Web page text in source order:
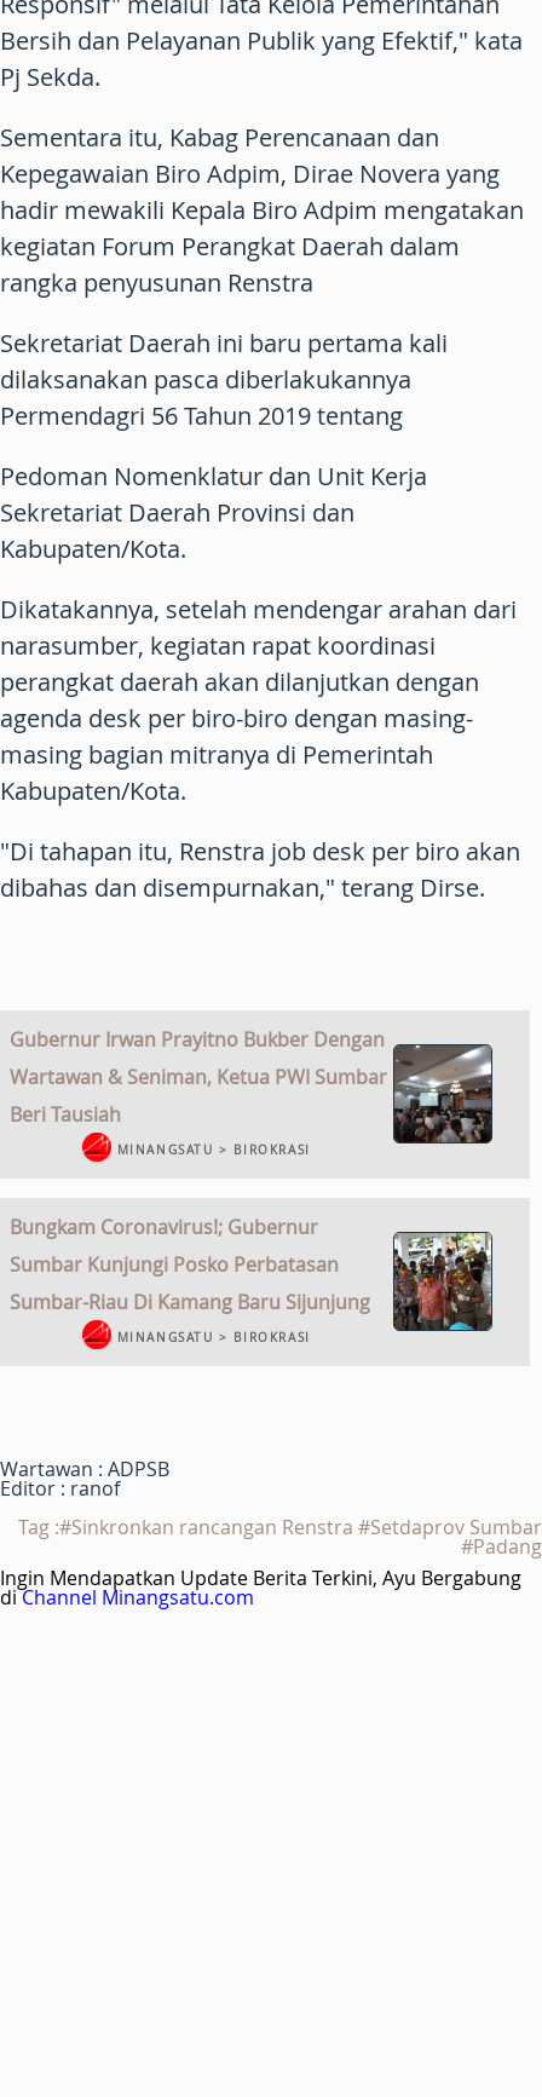
Bersih dan Pelayanan Publik yang Efektif," kata
Pj Sekda.
Sementara itu, Kabag Perencanaan dan
Kepegawaian Biro Adpim, Dirae Novera yang
hadir mewakili Kepala Biro Adpim mengatakan
kegiatan Forum Perangkat Daerah dalam
rangka penyusunan Renstra
Sekretariat Daerah ini baru pertama kali
dilaksanakan pasca diberlakukannya
Permendagri 56 Tahun 2019 tentang
Pedoman Nomenklatur dan Unit Kerja
Sekretariat Daerah Provinsi dan
Kabupaten/Kota.
Dikatakannya, setelah mendengar arahan dari
narasumber, kegiatan rapat koordinasi
perangkat daerah akan dilanjutkan dengan
agenda desk per biro-biro dengan masing-
masing bagian mitranya di Pemerintah
Kabupaten/Kota.
"Di tahapan itu, Renstra job desk per biro akan
dibahas dan disempurnakan," terang Dirse.
Gubernur Irwan Prayitno Bukber Dengan
Wartawan & Seniman, Ketua PWI Sumbar
Beri Tausiah
MINANGSATU > BIROKRASI
Bungkam Coronavirus!; Gubernur
Sumbar Kunjungi Posko Perbatasan
Sumbar-Riau Di Kamang Baru Sijunjung
MINANGSATU > BIROKRASI
Wartawan : ADPSB
Editor : ranof
Tag :#Sinkronkan rancangan Renstra #Setdaprov Sumbar
#Padang
Ingin Mendapatkan Update Berita Terkini, Ayu Bergabung
diChannel Minangsatu.com